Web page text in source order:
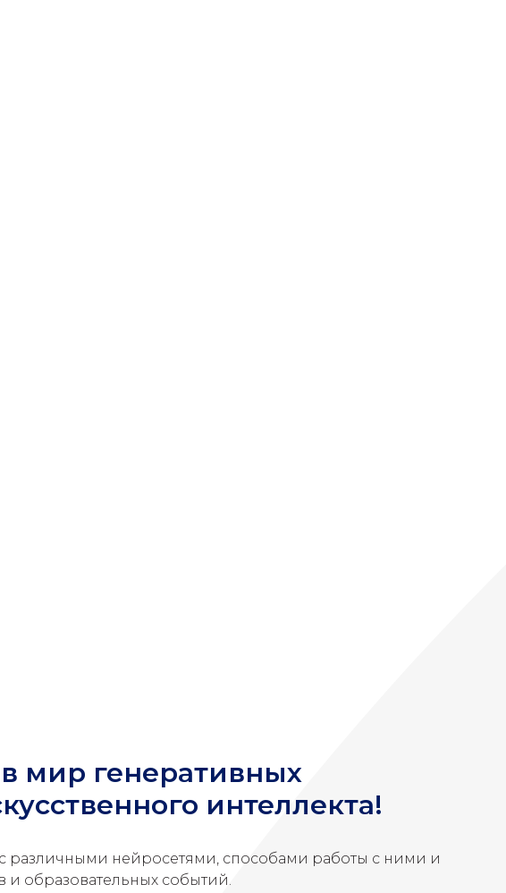
мир генеративных
интеллекта!
различными нейросетями, способами работы с ними и
образовательных событий.